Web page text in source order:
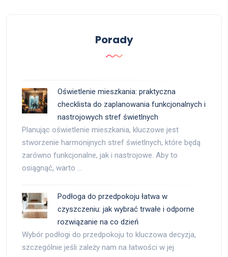
Porady
Oświetlenie mieszkania: praktyczna
checklista do zaplanowania funkcjonalnych i
nastrojowych stref świetlnych
Planując oświetlenie mieszkania, kluczowe jest
stworzenie harmonijnych stref świetlnych, które będą
zarówno funkcjonalne, jak i nastrojowe. Aby to
osiągnąć, warto …
Podłoga do przedpokoju łatwa w
czyszczeniu: jak wybrać trwałe i odporne
rozwiązanie na co dzień
Wybór podłogi do przedpokoju to kluczowa decyzja,
szczególnie jeśli zależy nam na łatwości w jej